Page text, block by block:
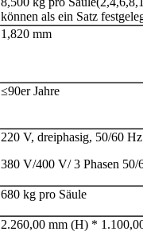
können als ein Satz
1,820 mm
≤90er Jahre
220 V, dreiphasig, 50/60 Hz
380 V/400 V/ 3 Phasen 50/
680 kg pro Säule
2.260,00 mm (H) *